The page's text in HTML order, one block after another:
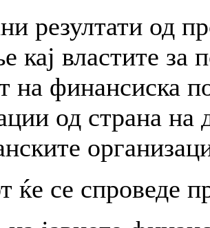
резултати од
кај властите за
на финансиска
од страна на
ќе се спроведе